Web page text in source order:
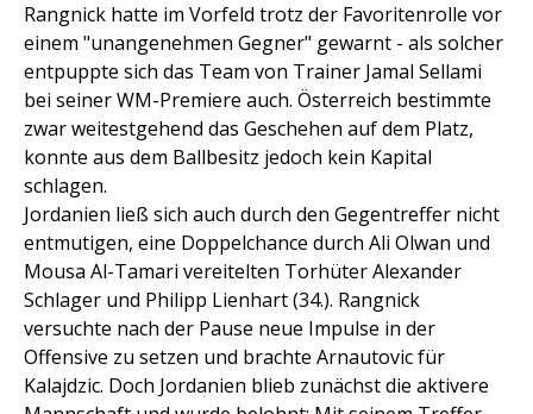
Rangnick hatte im Vorfeld trotz der Favoritenrolle vor
einem "unangenehmen Gegner" gewarnt - als solcher
entpuppte sich das Team von Trainer Jamal Sellami
bei seiner WM-Premiere auch. Österreich bestimmte
zwar weitestgehend das Geschehen auf dem Platz,
konnte aus dem Ballbesitz jedoch kein Kapital
schlagen.
Jordanien ließ sich auch durch den Gegentreffer nicht
entmutigen, eine Doppelchance durch Ali Olwan und
Mousa Al-Tamari vereitelten Torhüter Alexander
Schlager und Philipp Lienhart (34.). Rangnick
versuchte nach der Pause neue Impulse in der
Offensive zu setzen und brachte Arnautovic für
Kalajdzic. Doch Jordanien blieb zunächst die aktivere